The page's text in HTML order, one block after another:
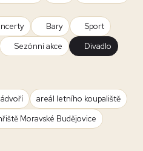
Bary
Sport
Sezónní akce
Divadlo
areál letního koupaliště
Moravské Budějovice